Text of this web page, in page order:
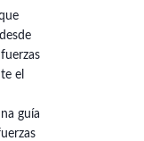
el
guía